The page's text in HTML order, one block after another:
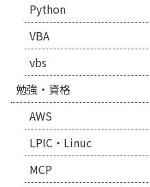
Python
VBA
vbs
勉強・資格
AWS
LPIC・Linuc
MCP